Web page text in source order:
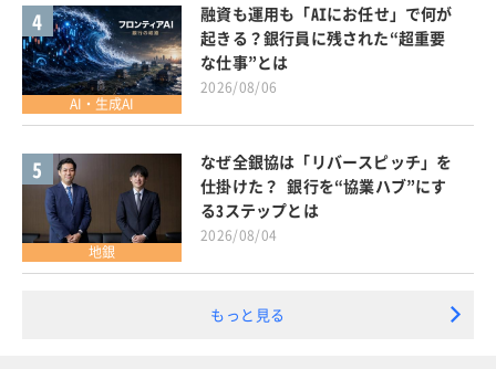
4
AI・生成AI
融資も運用も「AIにお任せ」で何が
起きる？銀行員に残された“超重要
な仕事”とは
2026/08/06
5
地銀
なぜ全銀協は「リバースピッチ」を
仕掛けた？ 銀行を“協業ハブ”にす
る3ステップとは
2026/08/04
もっと見る